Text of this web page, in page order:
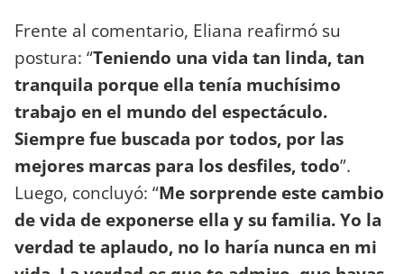
Frente al comentario, Eliana reafirmó su
postura: “Teniendo una vida tan linda, tan
tranquila porque ella tenía muchísimo
trabajo en el mundo del espectáculo.
Siempre fue buscada por todos, por las
mejores marcas para los desfiles, todo”.
Luego, concluyó: “Me sorprende este cambio
de vida de exponerse ella y su familia. Yo la
verdad te aplaudo, no lo haría nunca en mi